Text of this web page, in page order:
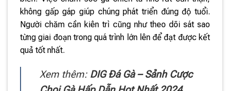
không gấp gáp giúp chúng phát triển đúng độ tuổi.
Người chăm cần kiên trì cũng như theo dõi sát sao
từng giai đoạn trong quá trình lớn lên để đạt được kết
quả tốt nhất.
Xem thêm: DIG Đá Gà – Sảnh Cược